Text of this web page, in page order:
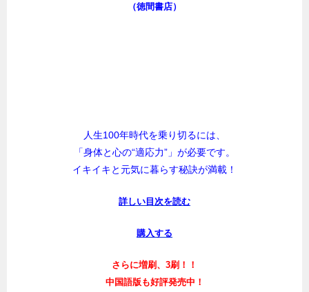
（徳間書店）
人生100年時代を乗り切るには、
「身体と心の“適応力”」が必要です。
イキイキと元気に暮らす秘訣が満載！
詳しい目次を読む
購入する
さらに増刷、3刷！！
中国語版も好評発売中！